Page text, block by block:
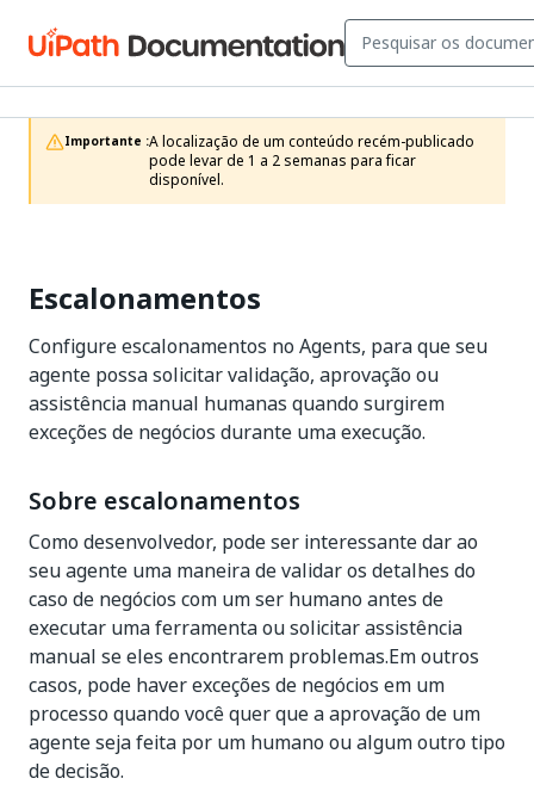
Importante :A localização de um conteúdo recém-publicado
pode levar de 1 a 2 semanas para ficar
disponível.
Escalonamentos
Configure escalonamentos no Agents, para que seu
agente possa solicitar validação, aprovação ou
assistência manual humanas quando surgirem
exceções de negócios durante uma execução.
Sobre escalonamentos
Como desenvolvedor, pode ser interessante dar ao
seu agente uma maneira de validar os detalhes do
caso de negócios com um ser humano antes de
executar uma ferramenta ou solicitar assistência
manual se eles encontrarem problemas.Em outros
casos, pode haver exceções de negócios em um
processo quando você quer que a aprovação de um
agente seja feita por um humano ou algum outro tipo
de decisão.